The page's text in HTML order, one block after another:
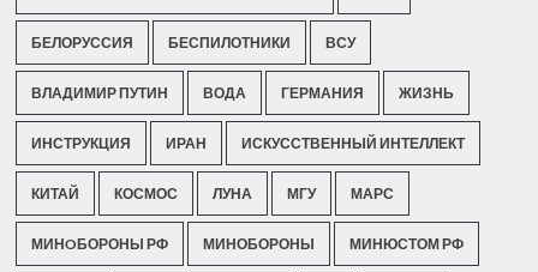
БЕЛОРУССИЯ БЕСПИЛОТНИКИ ВСУ
ВЛАДИМИР ПУТИН ВОДА ГЕРМАНИЯ ЖИЗНЬ
ИНСТРУКЦИЯ ИРАН ИСКУССТВЕННЫЙ ИНТЕЛЛЕКТ
КИТАЙ КОСМОС ЛУНА МГУ МАРС
МИНOБОРОНЫ РФ МИНОБОРОНЫ МИНЮСТОМ РФ